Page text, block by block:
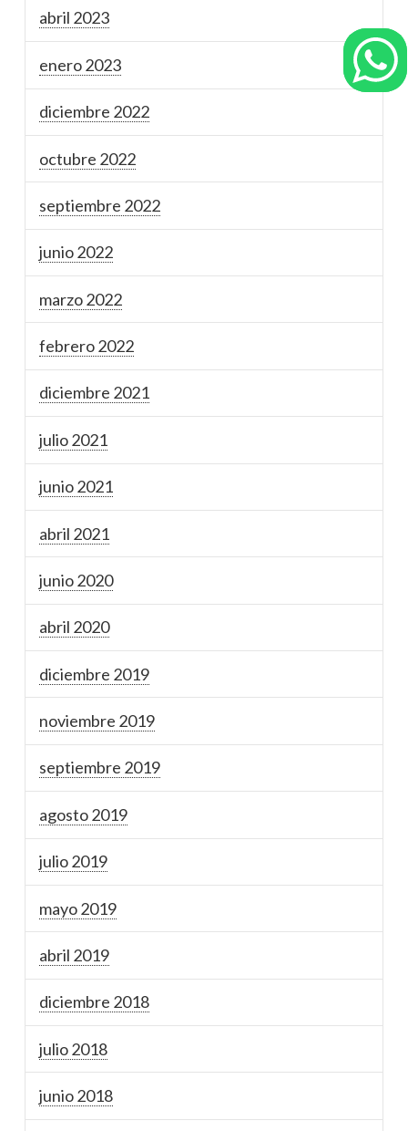
abril 2023
enero 2023
diciembre 2022
octubre 2022
septiembre 2022
junio 2022
marzo 2022
febrero 2022
diciembre 2021
julio 2021
junio 2021
abril 2021
junio 2020
abril 2020
diciembre 2019
noviembre 2019
septiembre 2019
agosto 2019
julio 2019
mayo 2019
abril 2019
diciembre 2018
julio 2018
junio 2018